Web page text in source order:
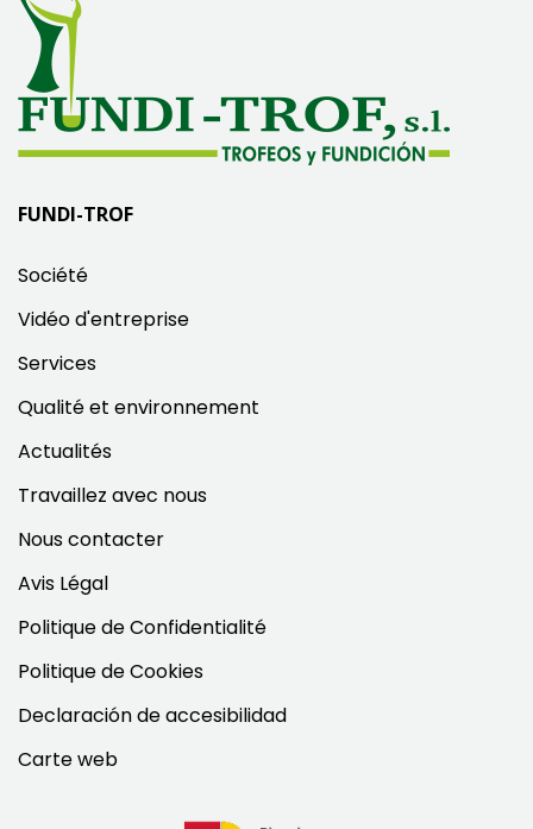
FUNDI-TROF
Société
Vidéo d'entreprise
Services
Qualité et environnement
Actualités
Travaillez avec nous
Nous contacter
Avis Légal
Politique de Confidentialité
Politique de Cookies
Declaración de accesibilidad
Carte web